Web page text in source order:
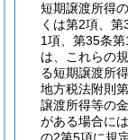
短期譲渡所得
くは第2項、
1項、第35条
は、これらの
る短期譲渡所
地方税法附則
譲渡所得等の
がある場合に